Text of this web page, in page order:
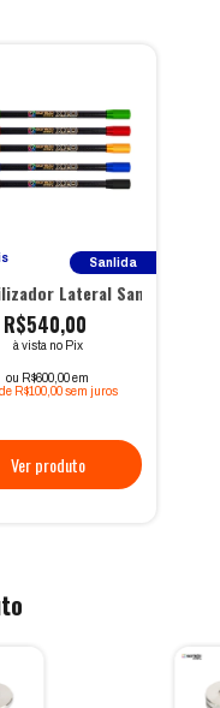
- Recurvo
Sanlida
Lateral Sanlida X10
R$540,00
à vista no Pix
ou R$600,00 em
de R$100,00 sem juros